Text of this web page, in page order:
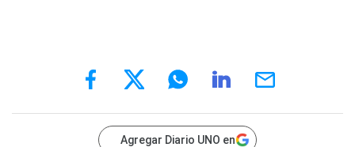
Agregar Diario UNO en